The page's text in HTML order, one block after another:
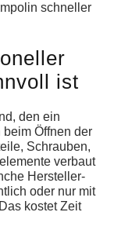
schneller
ist
den ein
Öffnen der
Schrauben,
verbaut
Hersteller-
oder nur mit
kostet Zeit